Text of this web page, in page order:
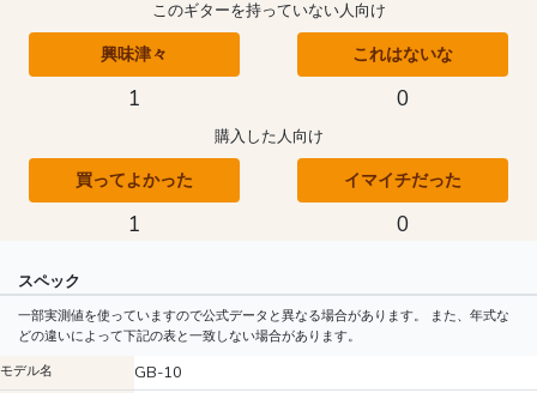
このギターを持っていない人向け
興味津々
1
これはないな
0
購入した人向け
買ってよかった
1
イマイチだった
0
スペック
一部実測値を使っていますので公式データと異なる場合があります。 また、年式な
どの違いによって下記の表と一致しない場合があります。
モデル名
GB-10